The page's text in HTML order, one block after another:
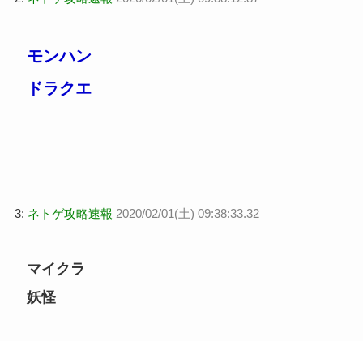
モンハン
ドラクエ
3: ネトゲ攻略速報 2020/02/01(土) 09:38:33.32
マイクラ
妖怪